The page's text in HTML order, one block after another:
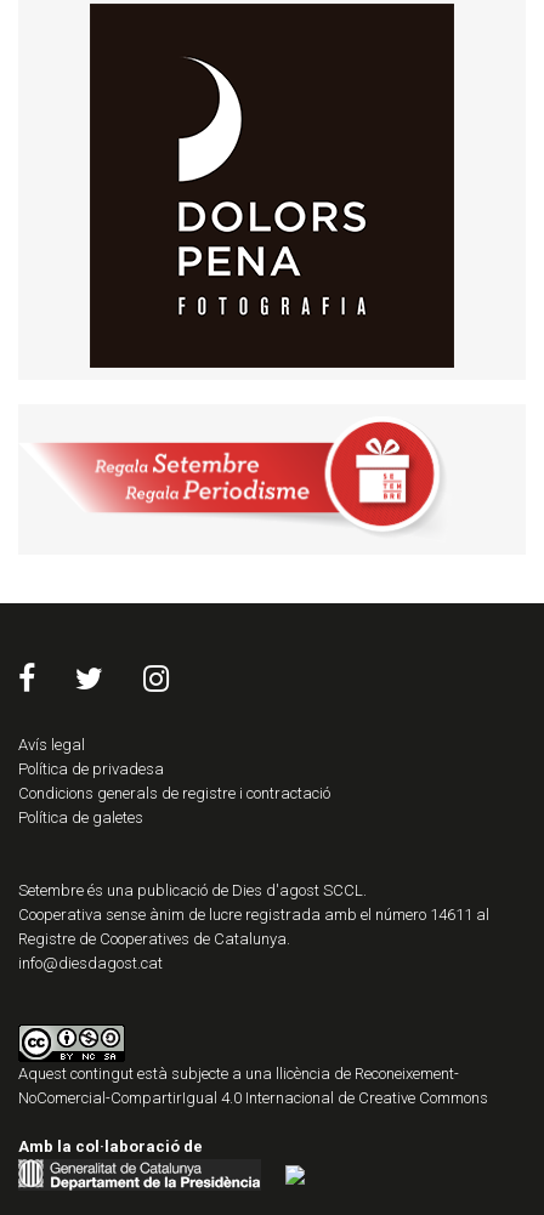
Avís legal
Política de privadesa
Condicions generals de registre i contractació
Política de galetes
Setembre és una publicació de Dies d'agost SCCL.
Cooperativa sense ànim de lucre registrada amb el número 14611 al
Registre de Cooperatives de Catalunya.
info@diesdagost.cat
Aquest contingut està subjecte a una llicència de Reconeixement-
NoComercial-CompartirIgual 4.0 Internacional de Creative Commons
Amb la col·laboració de